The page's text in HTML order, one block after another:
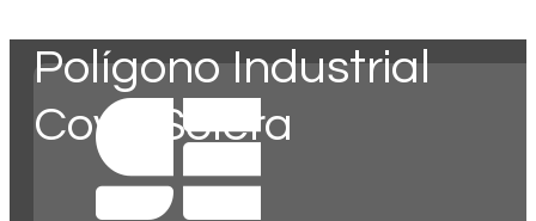
Polígono Industrial
Cova Solera